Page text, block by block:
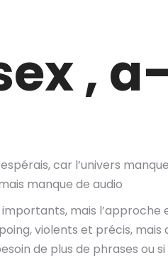
, a-
car l’univers
manque de audio
mais
violents et précis,
de plus de phrases ou